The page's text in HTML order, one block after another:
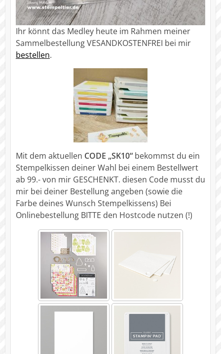
Ihr könnt das Medley heute im Rahmen meiner
Sammelbestellung VESANDKOSTENFREI bei mir
bestellen.
Mit dem aktuellen CODE „SK10“ bekommst du ein
Stempelkissen deiner Wahl bei einem Bestellwert
ab 99.- von mir GESCHENKT. diesen Code musst du
mir bei deiner Bestellung angeben (sowie die
Farbe deines Wunsch Stempelkissens) Bei
Onlinebestellung BITTE den Hostcode nutzen (!)